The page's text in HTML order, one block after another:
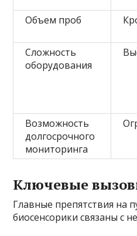
Объем проб
Сложность
оборудования
Возможность
долгосрочного
мониторинга
Ключевые
Главные препятствия на
биосенсорики связаны с